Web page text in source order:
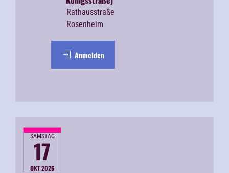
Rathausstraße
Rosenheim
Anmelden
SAMSTAG
17
OKT 2026